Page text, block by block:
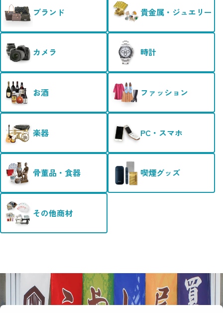
ブランド 貴金属・ジュエリー
カメラ 時計
お酒 ファッション
楽器 PC・スマホ
骨董品・食器 喫煙グッズ
その他商材